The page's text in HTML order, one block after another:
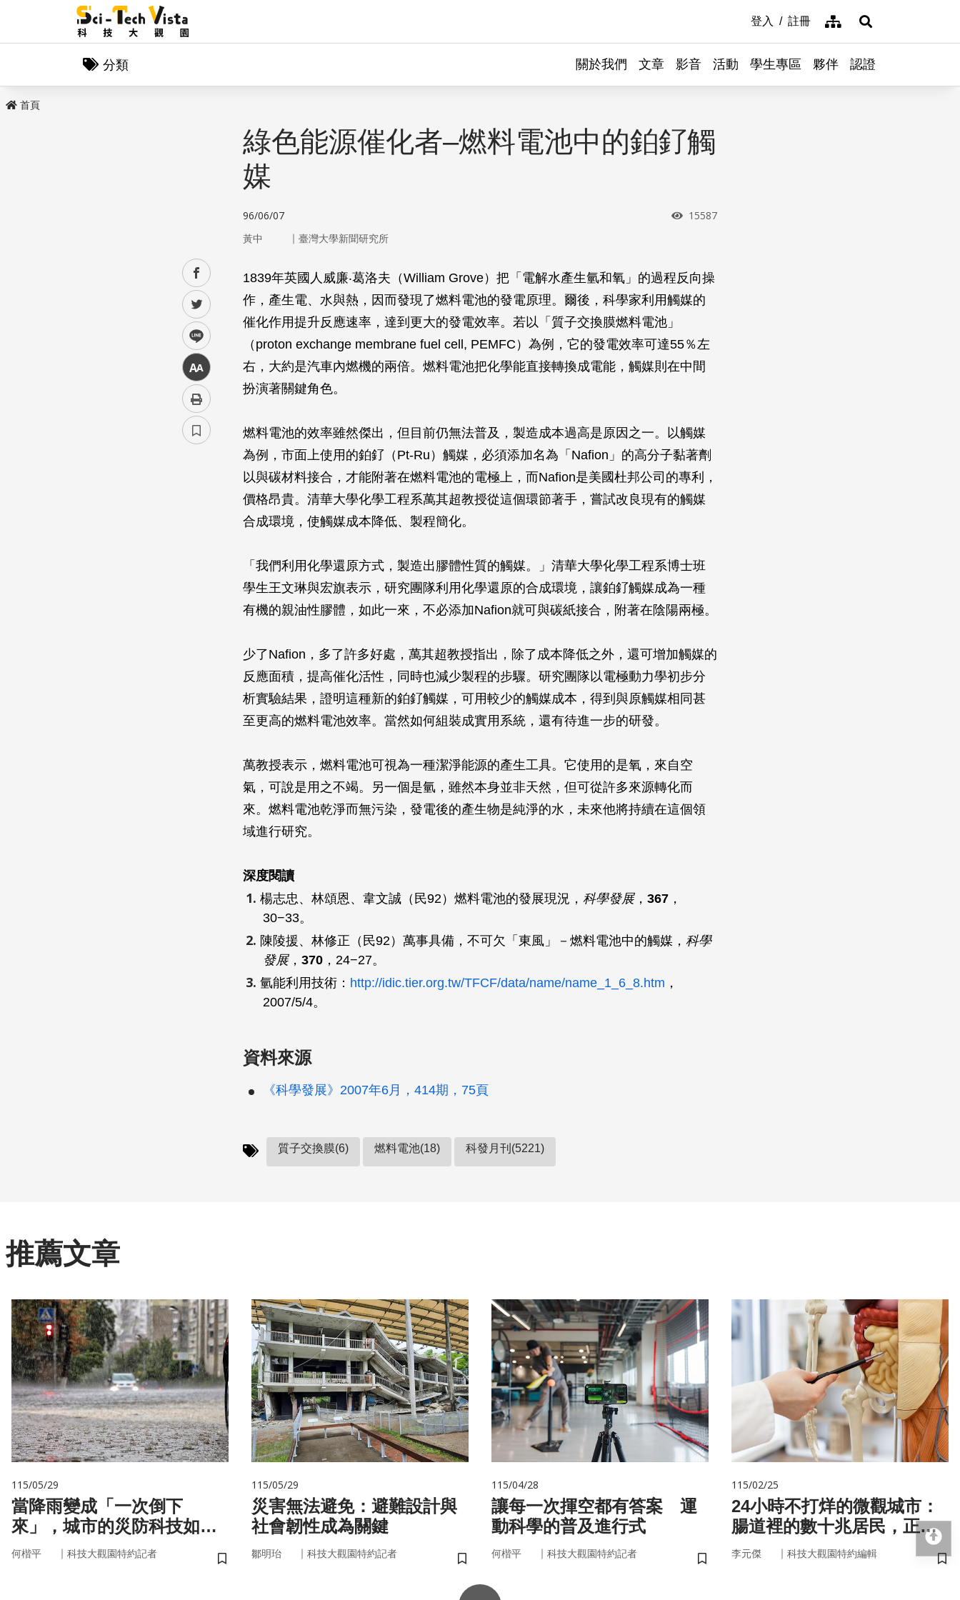
登入 註冊 網站導覽展開搜尋
分類 關於我們 文章 影音 活動 學生專區 夥伴 認證
首頁
facebook
twitter
line
中
綠色能源催化者–燃料電池中的鉑釕觸
媒
96/06/07 瀏覽次數
15587
黃中 ｜ 臺灣大學新聞研究所
1839年英國人威廉‧葛洛夫（William Grove）把「電解水產生氫和氧」的過程反向操
作，產生電、水與熱，因而發現了燃料電池的發電原理。爾後，科學家利用觸媒的
催化作用提升反應速率，達到更大的發電效率。若以「質子交換膜燃料電池」
（proton exchange membrane fuel cell, PEMFC）為例，它的發電效率可達55％左
右，大約是汽車內燃機的兩倍。燃料電池把化學能直接轉換成電能，觸媒則在中間
扮演著關鍵角色。
燃料電池的效率雖然傑出，但目前仍無法普及，製造成本過高是原因之一。以觸媒
為例，市面上使用的鉑釕（Pt-Ru）觸媒，必須添加名為「Nafion」的高分子黏著劑
以與碳材料接合，才能附著在燃料電池的電極上，而Nafion是美國杜邦公司的專利，
價格昂貴。清華大學化學工程系萬其超教授從這個環節著手，嘗試改良現有的觸媒
合成環境，使觸媒成本降低、製程簡化。
「我們利用化學還原方式，製造出膠體性質的觸媒。」清華大學化學工程系博士班
學生王文琳與宏旗表示，研究團隊利用化學還原的合成環境，讓鉑釕觸媒成為一種
有機的親油性膠體，如此一來，不必添加Nafion就可與碳紙接合，附著在陰陽兩極。
少了Nafion，多了許多好處，萬其超教授指出，除了成本降低之外，還可增加觸媒的
反應面積，提高催化活性，同時也減少製程的步驟。研究團隊以電極動力學初步分
析實驗結果，證明這種新的鉑釕觸媒，可用較少的觸媒成本，得到與原觸媒相同甚
至更高的燃料電池效率。當然如何組裝成實用系統，還有待進一步的研發。
萬教授表示，燃料電池可視為一種潔淨能源的產生工具。它使用的是氧，來自空
氣，可說是用之不竭。另一個是氫，雖然本身並非天然，但可從許多來源轉化而
來。燃料電池乾淨而無污染，發電後的產生物是純淨的水，未來他將持續在這個領
域進行研究。
深度閱讀
楊志忠、林頌恩、韋文誠（民92）燃料電池的發展現況， 科學發展， 367 ，
30−33。
陳陵援、林修正（民92）萬事具備，不可欠「東風」－燃料電池中的觸媒， 科學
發展， 370 ，24−27。
氫能利用技術： http://idic.tier.org.tw/TFCF/data/name/name_1_6_8.htm ，
2007/5/4。
資料來源
《科學發展》2007年6月，414期，75頁
質子交換膜(6) 燃料電池(18) 科發月刊(5221)
推薦文章
115/05/29
當降雨變成「一次倒下
來」，城市的災防科技如何
即時應變？
何楷平 ｜ 科技大觀園特約記者
儲存書籤
115/05/29
災害無法避免：避難設計與
社會韌性成為關鍵
鄒明珆 ｜ 科技大觀園特約記者
儲存書籤
115/04/28
讓每一次揮空都有答案 運
動科學的普及進行式
何楷平 ｜ 科技大觀園特約記者
儲存書籤
115/02/25
24小時不打烊的微觀城市：
腸道裡的數十兆居民，正悄
悄掌管你的大腦與健康
李元傑 ｜ 科技大觀園特約編輯
儲
回